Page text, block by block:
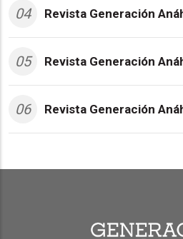
04 Revista Generación
05 Revista Generación
06 Revista Generación